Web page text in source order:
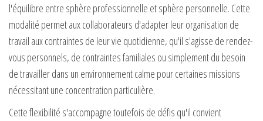
l'équilibre entre sphère professionnelle et sphère personnelle. Cette
modalité permet aux collaborateurs d'adapter leur organisation de
travail aux contraintes de leur vie quotidienne, qu'il s'agisse de rendez-
vous personnels, de contraintes familiales ou simplement du besoin
de travailler dans un environnement calme pour certaines missions
nécessitant une concentration particulière.
Cette flexibilité s'accompagne toutefois de défis qu'il convient